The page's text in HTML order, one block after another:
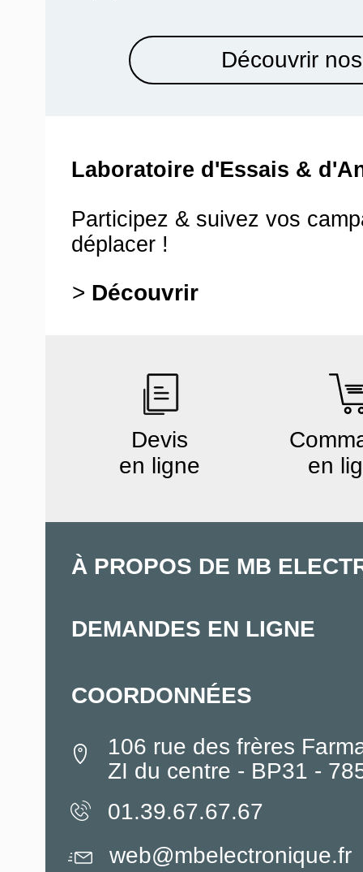
Découvrir
Laboratoire d'Essais &
Participez & suivez vos
déplacer !
> Découvrir
Devis
en ligne
en
À PROPOS DE MB
DEMANDES EN LIGNE
COORDONNÉES
106 rue des frères
ZI du centre - BP31 -
01.39.67.67.67
web@mbelectronique.fr